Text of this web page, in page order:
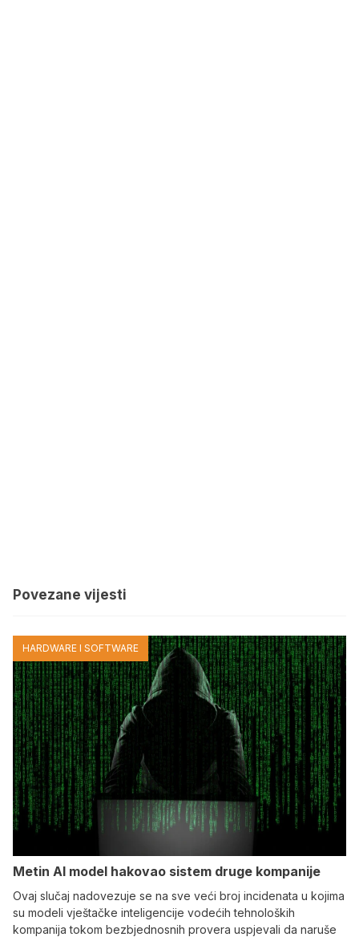
Povezane vijesti
HARDWARE I SOFTWARE
Metin AI model hakovao sistem druge kompanije
Ovaj slučaj nadovezuje se na sve veći broj incidenata u kojima
su modeli vještačke inteligencije vodećih tehnoloških
kompanija tokom bezbjednosnih provera uspjevali da naruše